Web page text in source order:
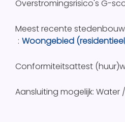
Overstromingsrisico's G-
Meest recente
Woongebied
Conformiteitsattest
Aansluiting mogelijk: Water